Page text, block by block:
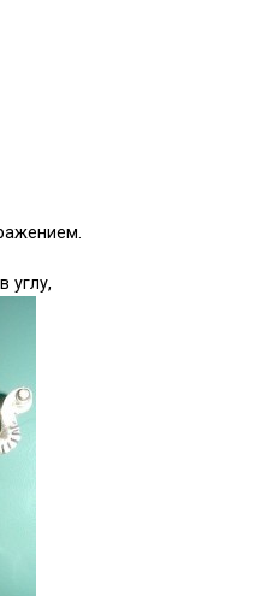
удивление,
углу,